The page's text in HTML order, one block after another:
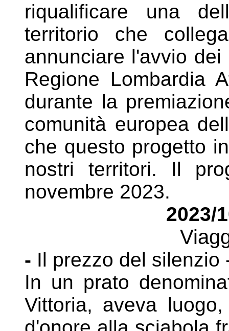
riqualificare una
territorio che
annunciare l'avvio
Regione Lombardia
durante la
comunità europea
che questo progetto
nostri territori. Il
novembre 2023.
2023/
- Il prezzo del silenzio
In un prato
Vittoria, aveva